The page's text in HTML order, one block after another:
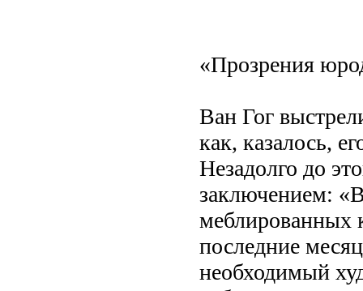
«Прозрения
Ван Гог
как, казалось,
Незадолго до
заключением:
меблированных
последние
необходимый